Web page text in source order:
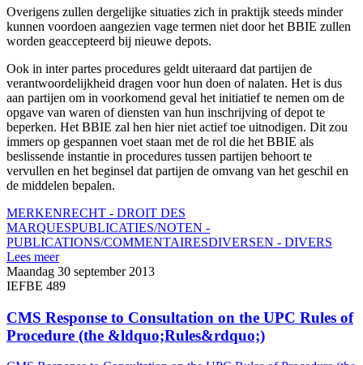
Overigens zullen dergelijke situaties zich in praktijk steeds minder
kunnen voordoen aangezien vage termen niet door het BBIE zullen
worden geaccepteerd bij nieuwe depots.
Ook in inter partes procedures geldt uiteraard dat partijen de
verantwoordelijkheid dragen voor hun doen of nalaten. Het is dus
aan partijen om in voorkomend geval het initiatief te nemen om de
opgave van waren of diensten van hun inschrijving of depot te
beperken. Het BBIE zal hen hier niet actief toe uitnodigen. Dit zou
immers op gespannen voet staan met de rol die het BBIE als
beslissende instantie in procedures tussen partijen behoort te
vervullen en het beginsel dat partijen de omvang van het geschil en
de middelen bepalen.
MERKENRECHT - DROIT DES
MARQUESPUBLICATIES/NOTEN -
PUBLICATIONS/COMMENTAIRESDIVERSEN - DIVERS
Lees meer
Maandag 30 september 2013
IEFBE 489
CMS Response to Consultation on the UPC Rules of
Procedure (the &ldquo;Rules&rdquo;)